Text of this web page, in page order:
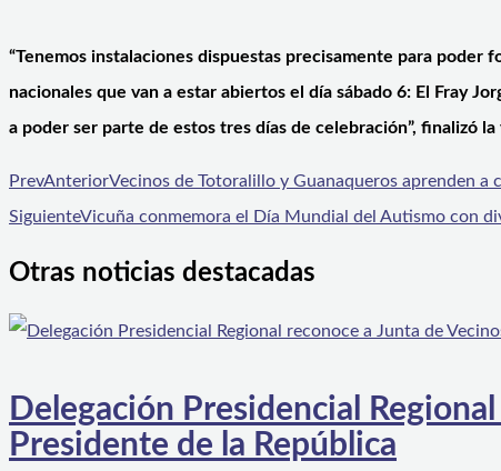
“Tenemos instalaciones dispuestas precisamente para
nacionales que van a estar abiertos el día sábado 6: El Fray
a poder ser parte de estos tres días de celebración”, finalizó
PrevAnteriorVecinos de Totoralillo y Guanaqueros aprenden
SiguienteVicuña conmemora el Día Mundial del Autismo con
Otras noticias destacadas
Delegación Presidencial
Presidente de la República